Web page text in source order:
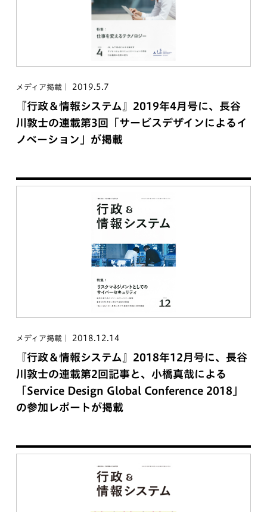
メディア掲載 2019.5.7
『行政＆情報システム』2019年4月号に、長谷
川敦士の連載第3回「サービスデザインによるイ
ノベーション」が掲載
メディア掲載 2018.12.14
『行政＆情報システム』2018年12月号に、長谷
川敦士の連載第2回記事と、小橋真哉による
「Service Design Global Conference 2018」
の参加レポートが掲載